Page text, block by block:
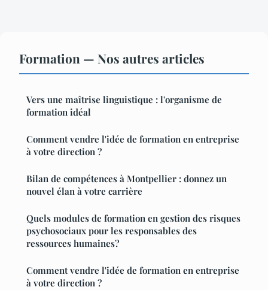
Formation — Nos autres articles
Vers une maîtrise linguistique : l'organisme de
formation idéal
Comment vendre l'idée de formation en entreprise
à votre direction ?
Bilan de compétences à Montpellier : donnez un
nouvel élan à votre carrière
Quels modules de formation en gestion des risques
psychosociaux pour les responsables des
ressources humaines?
Comment vendre l'idée de formation en entreprise
à votre direction ?